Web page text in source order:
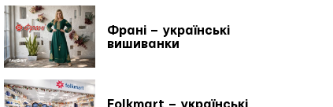
Франі – українські
вишиванки
Folkmart – українські